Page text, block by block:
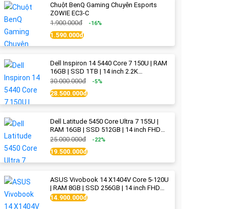
Chuột BenQ Gaming Chuyên Esports
ZOWIE EC3-C
1.900.000đ
-16%
1.590.000đ
Dell Inspiron 14 5440 Core 7 150U | RAM
16GB | SSD 1TB | 14 inch 2.2K
(2240x1400) IPS | Ice Blue - New Fullbox
30.000.000đ -5%
28.500.000đ
Dell Latitude 5450 Core Ultra 7 155U |
RAM 16GB | SSD 512GB | 14 inch FHD
(1920x1080) IPS Like new
25.000.000đ -22%
19.500.000đ
ASUS Vivobook 14 X1404V Core 5-120U
| RAM 8GB | SSD 256GB | 14 inch FHD
(1920x1080) | Quiet Blue - New Fullbox
14.900.000đ